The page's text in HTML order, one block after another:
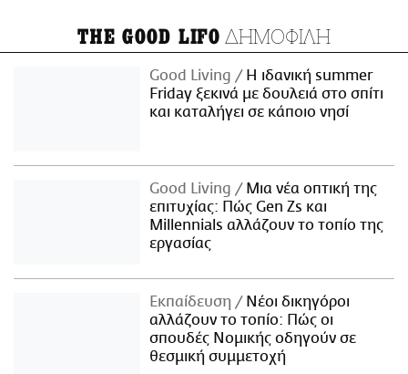
THE GOOD LIFO ΔΗΜΟΦΙΛΗ
Good Living
Η ιδανική summer
Friday ξεκινά με δουλειά στο σπίτι
και καταλήγει σε κάποιο νησί
Good Living
Μια νέα οπτική της
επιτυχίας: Πώς Gen Zs και
Millennials αλλάζουν το τοπίο της
εργασίας
Εκπαίδευση
Νέοι δικηγόροι
αλλάζουν το τοπίο: Πώς οι
σπουδές Νομικής οδηγούν σε
θεσμική συμμετοχή